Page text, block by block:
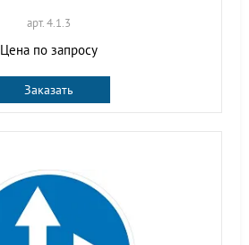
арт. 4.1.3
Цена по запросу
Заказать